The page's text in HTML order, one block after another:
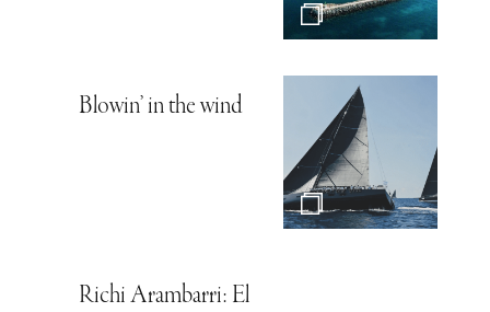
Blowin’ in the wind
Richi Arambarri: El